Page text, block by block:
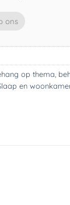
ons
op thema
en